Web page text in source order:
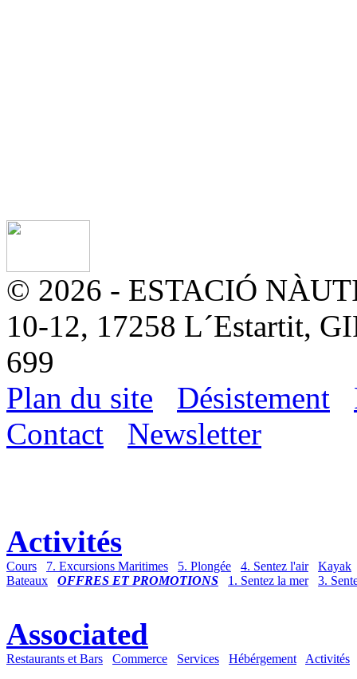
© 2026 - ESTACIÓ
10-12, 17258 L´Estartit,
699
Plan du site
Désistement
Contact
Newsletter
Activités
Cours 7. Excursions Maritimes 5. Plongée 4. Sentez l'air
Kayak
Bateaux
OFFRES ET PROMOTIONS 1. Sentez la mer 3.
Associated
Restaurants et Bars Commerce Services Hébérgement Activités